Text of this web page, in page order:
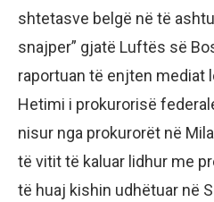
shtetasve belgë në të
snajper” gjatë Luftës së
raportuan të enjten mediat
Hetimi i prokurorisë
nisur nga prokurorët në
të vitit të kaluar lidhur me
të huaj kishin udhëtuar në